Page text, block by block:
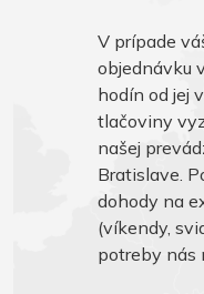
V prípade
objednávku
hodín od jej
tlačoviny
našej
Bratislave.
dohody na
(víkendy,
potreby nás